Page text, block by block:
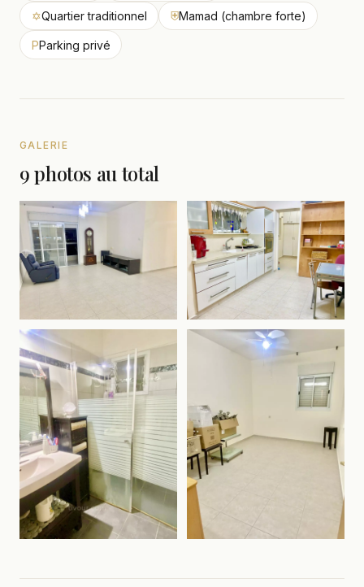
✡Quartier traditionnel ⛨Mamad (chambre forte)
PParking privé
GALERIE
9 photos au total